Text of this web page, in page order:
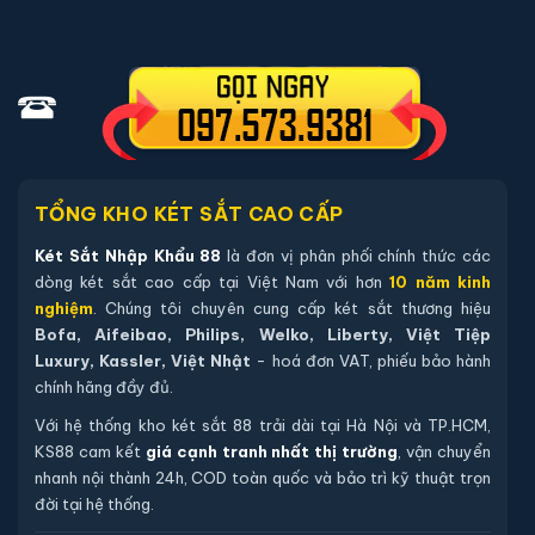
vân tay điện tử chính hãngđược đóng gói đầy đủ phụ kiện
cần thiết:
02 chìa khoá cơ chính hãng (chìa thép tôi cao cấp).
phòng tối thiểu 12 tháng).
Phiếu bảo hành chính hãng (kích hoạt online qua mã sản
phẩm).
Hướng dẫn mua Két sắt Liberty
LB50PRO-BLUE App Wifi vân tay điện tử
chính hãng
Mua hàng tại két sắt nhập khẩu 88 bạn có thể
chon lựa những cách sau:
TỔNG KHO KÉT SẮT CAO CẤP
Két Sắt Nhập Khẩu 88 là đơn vị phân phối chính thức các
dòng két sắt cao cấp tại Việt Nam với hơn10 năm kinh
nghiệm . Chúng tôi chuyên cung cấp két sắt thương hiệu
Bofa, Aifeibao, Philips, Welko, Liberty, Việt Tiệp
Luxury, Kassler, Việt Nhật - hoá đơn VAT, phiếu bảo hành
chính hãng đầy đủ.
Với hệ thống kho két sắt 88 trải dài tại Hà Nội và TP.HCM,
KS88 cam kết giá cạnh tranh nhất thị trường , vận chuyển
nhanh nội thành 24h, COD toàn quốc và bảo trì kỹ thuật trọn
đời tại hệ thống.